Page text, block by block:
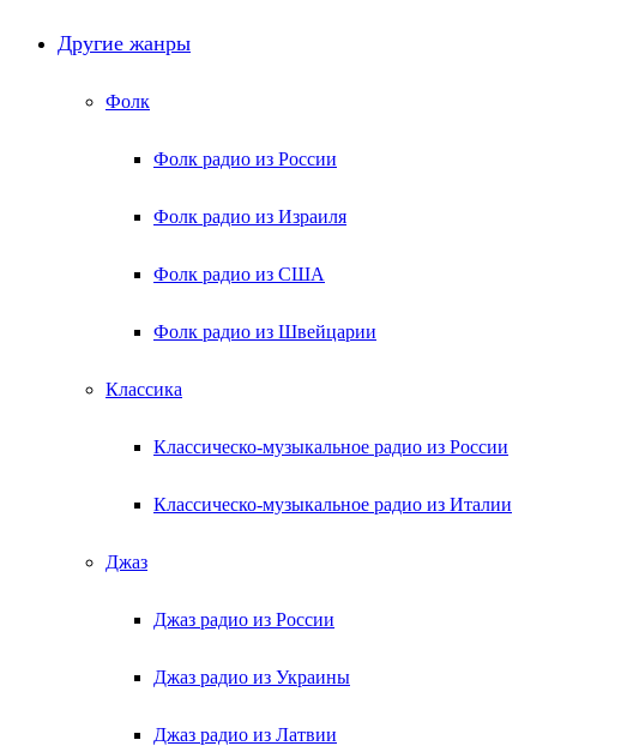
Другие жанры
Фолк
Фолк радио из России
Фолк радио из Израиля
Фолк радио из США
Фолк радио из Швейцарии
Классика
Классическо-музыкальное радио из России
Классическо-музыкальное радио из Италии
Джаз
Джаз радио из России
Джаз радио из Украины
Джаз радио из Латвии